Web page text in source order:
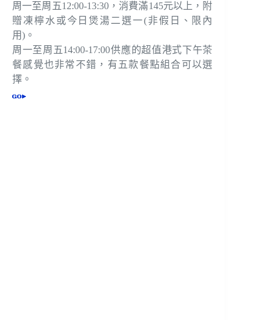
周一至周五12:00-13:30，消費滿145元以上，附
贈凍檸水或今日煲湯二選一(非假日、限內
用)。
周一至周五14:00-17:00供應的超值港式下午茶
餐感覺也非常不錯，有五款餐點組合可以選
擇。